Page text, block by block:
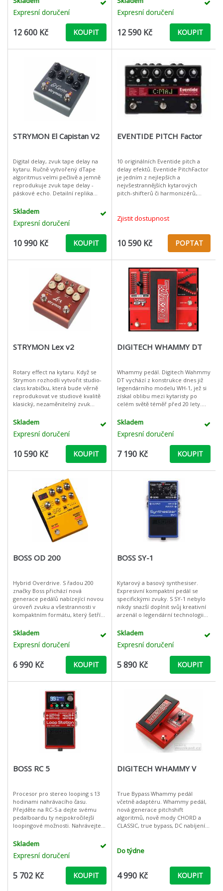
Expresní doručení
12 600 Kč KOUPIT
Expresní doručení
12 590 Kč KOUPIT
STRYMON El Capistan V2
Digital delay, zvuk tape delay na
kytaru. Ručně vytvořený dTape
algoritmus velmi pečlivě a jemně
reprodukuje zvuk tape delay -
páskové echo. Detailní replika
různé ozvěny pásky: Pevné, vícen
Skladem
Expresní doručení
10 990 Kč KOUPIT
EVENTIDE PITCH Factor
10 originálních Eventide pitch a
delay efektů. Eventide PitchFactor
je jedním z nejlepších a
nejvšestrannějších kytarových
pitch-shifterů či harmonizérů,
Zjistit dostupnost
10 590 Kč POPTAT
STRYMON Lex v2
Rotary effect na kytaru. Když se
Strymon rozhodli vytvořit studio-
class krabičku, která bude věrně
reprodukovat ve studiové kvalitě
klasický, nezaměnitelný zvuk
speaker - Leslie Rotary, prozk
Skladem
Expresní doručení
10 590 Kč KOUPIT
DIGITECH WHAMMY DT
Whammy pedál. Digitech Wahmmy
DT vychází z konstrukce dnes již
legendárního modelu WH-1, jež si
získal oblibu mezi kytaristy po
celém světě téměř před 20 lety.
Skladem
Expresní doručení
7 190 Kč KOUPIT
BOSS OD 200
Hybrid Overdrive. S řadou 200
značky Boss přichází nová
generace pedálů nabízející novou
úroveň zvuku a všestrannosti v
kompaktním formátu, který šetří
a multifunkčním pedálovým
Skladem
Expresní doručení
6 990 Kč KOUPIT
BOSS SY-1
Kytarový a basový synthesiser.
Expresivní kompaktní pedál se
specifickými zvuky. S SY-1 nebylo
nikdy snazší doplnit svůj kreativní
arzenál o legendární technologii
úžasně výrazný nás
Skladem
Expresní doručení
5 890 Kč KOUPIT
BOSS RC 5
Procesor pro stereo looping s 13
hodinami nahrávacího času.
Přejděte na RC-5 a dejte svému
pedalboardu ty nejpokročilejší
loopingové možnosti. Nahrávejte
procházejte parametry a moni
Skladem
Expresní doručení
5 702 Kč KOUPIT
DIGITECH WHAMMY V
True Bypass Whammy pedál
včetně adaptéru. Whammy pedál,
nová generace pitchshift
algoritmů, nově mody CHORD a
CLASSIC, true bypass, DC nabíjení ,
Do týdne
4 990 Kč KOUPIT